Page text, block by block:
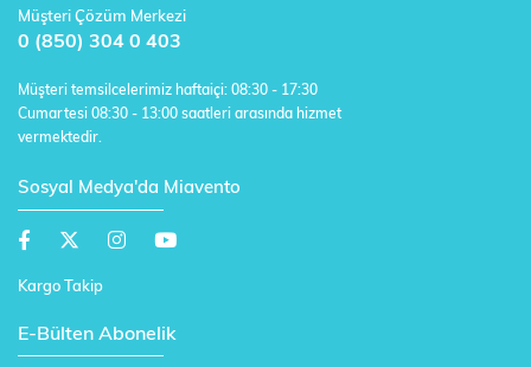
Müşteri Çözüm Merkezi
0 (850) 304 0 403
Müşteri temsilcelerimiz haftaiçi: 08:30 - 17:30
Cumartesi 08:30 - 13:00 saatleri arasında hizmet
vermektedir.
Sosyal Medya'da Miavento
Kargo Takip
E-Bülten Abonelik